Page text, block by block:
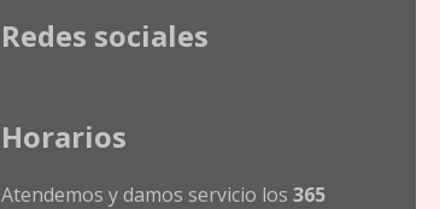
Redes sociales
Horarios
Atendemos y damos servicio los 365